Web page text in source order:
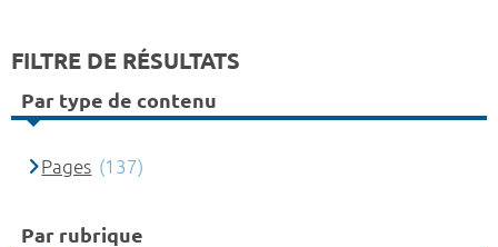
FILTRE DE RÉSULTATS
Par type de contenu
Pages (137)
Par rubrique